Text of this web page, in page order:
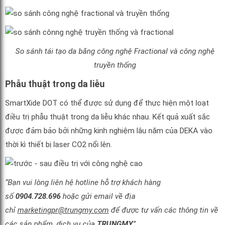
So sánh tái tạo da bằng công nghệ Fractional và công nghệ
truyền thống
Phẫu thuật trong da liễu
SmartXide DOT có thể được sử dụng để thực hiện một loạt
điều trị phẫu thuật trong da liễu khác nhau. Kết quả xuất sắc
được đảm bảo bởi những kinh nghiệm lâu năm của DEKA vào
thời kì thiết bị laser CO2 nổi lên.
“Bạn vui lòng liên hệ hotline hỗ trợ khách hàng
số0904.728.696 hoặc gửi email về địa
chỉmarketingpr@trungmy.com để được tư vấn các thông tin về